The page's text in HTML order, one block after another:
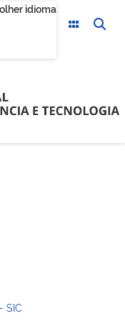
idioma
SIC